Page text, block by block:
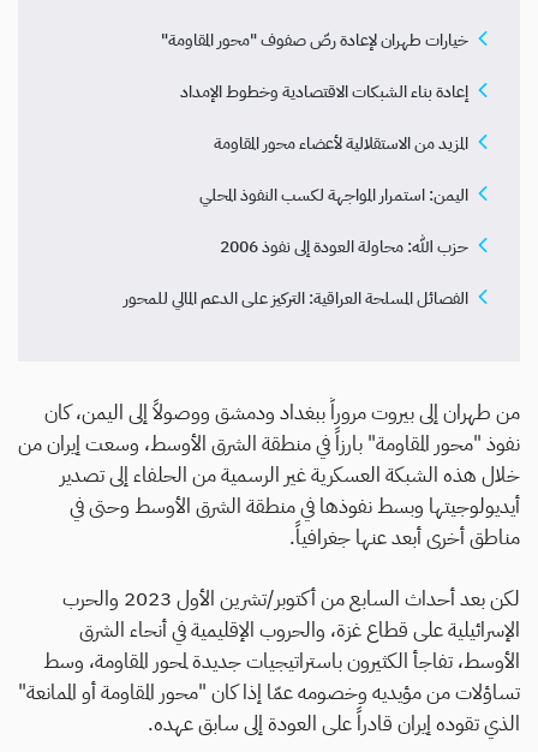
خيارات طهران لإعادة رصّ صفوف "محور المقاومة"
إعادة بناء الشبكات الاقتصادية وخطوط الإمداد
المزيد من الاستقلالية لأعضاء محور المقاومة
اليمن: استمرار المواجهة لكسب النفوذ المحلي
حزب الله: محاولة العودة إلى نفوذ 2006
الفصائل المسلحة العراقية: التركيز على الدعم المالي للمحور
من طهران إلى بيروت مروراً ببغداد ودمشق ووصولاً إلى اليمن، كان
نفوذ "محور المقاومة" بارزاً في منطقة الشرق الأوسط، وسعت إيران من
خلال هذه الشبكة العسكرية غير الرسمية من الحلفاء إلى تصدير
أيديولوجيتها وبسط نفوذها في منطقة الشرق الأوسط وحتى في
مناطق أخرى أبعد عنها جغرافياً.
لكن بعد أحداث السابع من أكتوبر/تشرين الأول 2023 والحرب
الإسرائيلية على قطاع غزة، والحروب الإقليمية في أنحاء الشرق
الأوسط، تفاجأ الكثيرون باستراتيجيات جديدة لمحور المقاومة، وسط
تساؤلات من مؤيديه وخصومه عمّا إذا كان "محور المقاومة أو الممانعة"
الذي تقوده إيران قادراً على العودة إلى سابق عهده.